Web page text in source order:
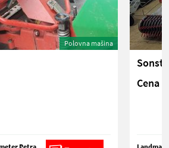
Polovna mašina
Cena